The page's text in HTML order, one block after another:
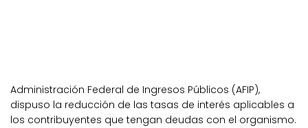
Administración Federal de Ingresos Públicos (AFIP),
dispuso la reducción de las tasas de interés aplicables a
los contribuyentes que tengan deudas con el organismo.